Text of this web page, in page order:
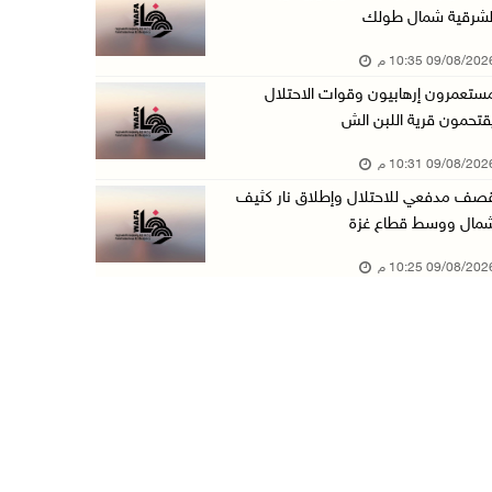
ثلاث إصابات برصاص الاحتلال في مدينة خان يونس
سلطة المياه: تنظيم مياه الأغوار الشمالية يهدف ...
09/آب/2026 04:45 م
مسك تكافح آثار الحروق وتنتظر العلاج خارج غزة
شمال طولك
08/2026 10:35 م
إرهابيون وقوات الاحتلال
قرية اللبن الش
08/2026 10:31 م
مدفعي للاحتلال وإطلاق نار كثيف
ووسط قطاع غزة
08/2026 10:25 م